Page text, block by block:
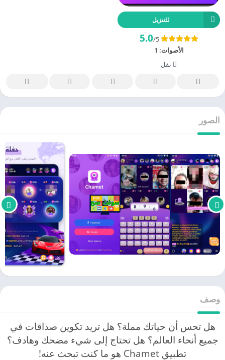
للتنزيل
5.0/5
الأصوات: 1
نقل
الصور
وصف
هل تحس أن حياتك مملة؟ هل تريد تكوين صداقات في
جميع أنحاء العالم؟ هل تحتاج إلى شيء مضحك وهادف؟
تطبيق Chamet هو ما كنت تبحث عنه!